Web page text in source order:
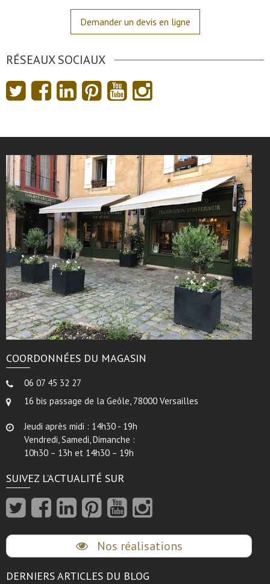
Demander un devis en ligne
RÉSEAUX SOCIAUX
COORDONNÉES DU MAGASIN
06 07 45 32 27
16 bis passage de la Geôle, 78000 Versailles
Jeudi après midi : 14h30 - 19h
Vendredi, Samedi, Dimanche :
10h30 – 13h et 14h30 – 19h
SUIVEZ L’ACTUALITÉ SUR
Nos réalisations
DERNIERS ARTICLES DU BLOG